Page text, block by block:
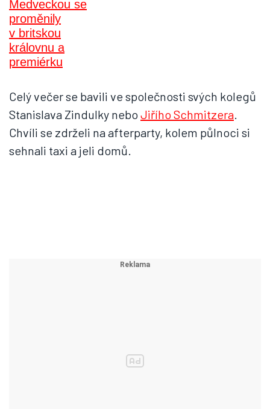
Celý večer se bavili ve společnosti svých kolegů
Stanislava Zindulky nebo Jiřího Schmitzera.
Chvíli se zdrželi na afterparty, kolem půlnoci si
sehnali taxi a jeli domů.